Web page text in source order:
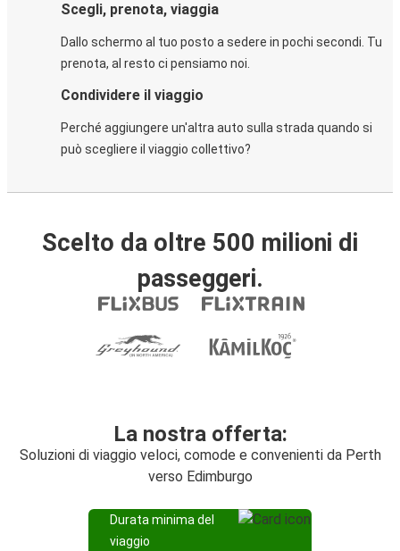
Scegli, prenota, viaggia
Dallo schermo al tuo posto a sedere in pochi secondi. Tu
prenota, al resto ci pensiamo noi.
Condividere il viaggio
Perché aggiungere un'altra auto sulla strada quando si
può scegliere il viaggio collettivo?
Scelto da oltre 500 milioni di
passeggeri.
La nostra offerta:
Soluzioni di viaggio veloci, comode e convenienti da Perth
verso Edimburgo
Durata minima del
viaggio